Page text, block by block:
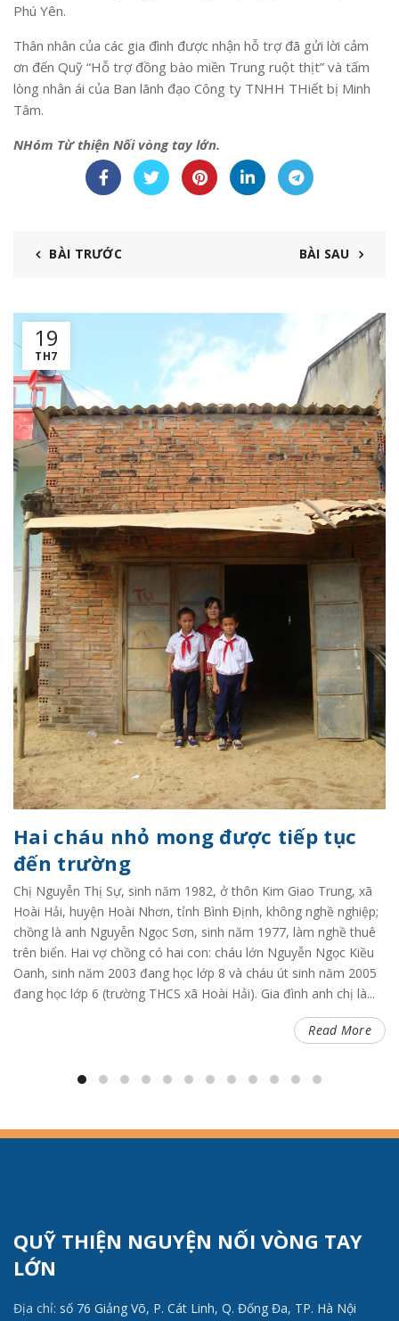
Phú Yên.
Thân nhân của các gia đình được nhận hỗ trợ đã gửi lời cảm
ơn đến Quỹ “Hỗ trợ đồng bào miền Trung ruột thịt” và tấm
lòng nhân ái của Ban lãnh đạo Công ty TNHH THiết bị Minh
Tâm.
NHóm Từ thiện Nối vòng tay lớn.
BÀI TRƯỚC BÀI SAU
19
TH7
Hai cháu nhỏ mong được tiếp tục
đến trường
Chị Nguyễn Thị Sự, sinh năm 1982, ở thôn Kim Giao Trung, xã
Hoài Hải, huyện Hoài Nhơn, tỉnh Bình Định, không nghề nghiệp;
chồng là anh Nguyễn Ngọc Sơn, sinh năm 1977, làm nghề thuê
trên biển. Hai vợ chồng có hai con: cháu lớn Nguyễn Ngọc Kiều
Oanh, sinh năm 2003 đang học lớp 8 và cháu út sinh năm 2005
đang học lớp 6 (trường THCS xã Hoài Hải). Gia đình anh chị là...
Read More
QUỸ THIỆN NGUYỆN NỐI VÒNG TAY
LỚN
Địa chỉ: số 76 Giảng Võ, P. Cát Linh, Q. Đống Đa, TP. Hà Nội